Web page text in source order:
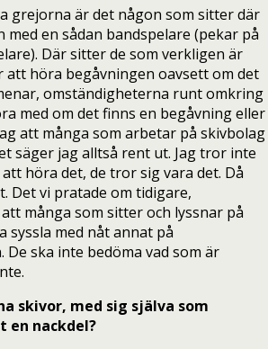
grejorna är det någon som sitter där
med en sådan bandspelare (pekar på
Där sitter de som verkligen är
att höra begåvningen oavsett om det
omständigheterna runt omkring
med om det finns en begåvning eller
att många som arbetar på skivbolag
säger jag alltså rent ut. Jag tror inte
höra det, de tror sig vara det. Då
Det vi pratade om tidigare,
många som sitter och lyssnar på
syssla med nåt annat på
ska inte bedöma vad som är
skivor, med sig själva som
en nackdel?